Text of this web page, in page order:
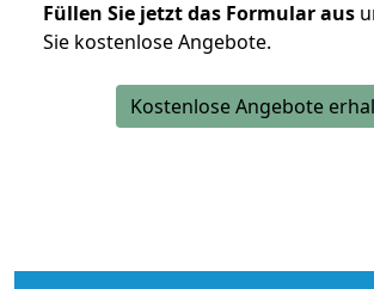
Füllen Sie jetzt das Formular aus
Sie kostenlose Angebote.
Kostenlose Angebote